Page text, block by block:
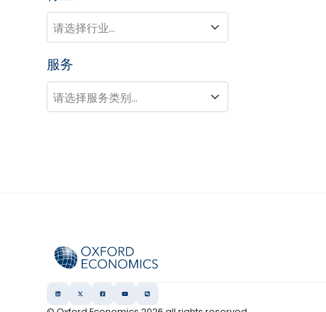
行业
行业
服务
服务
服务